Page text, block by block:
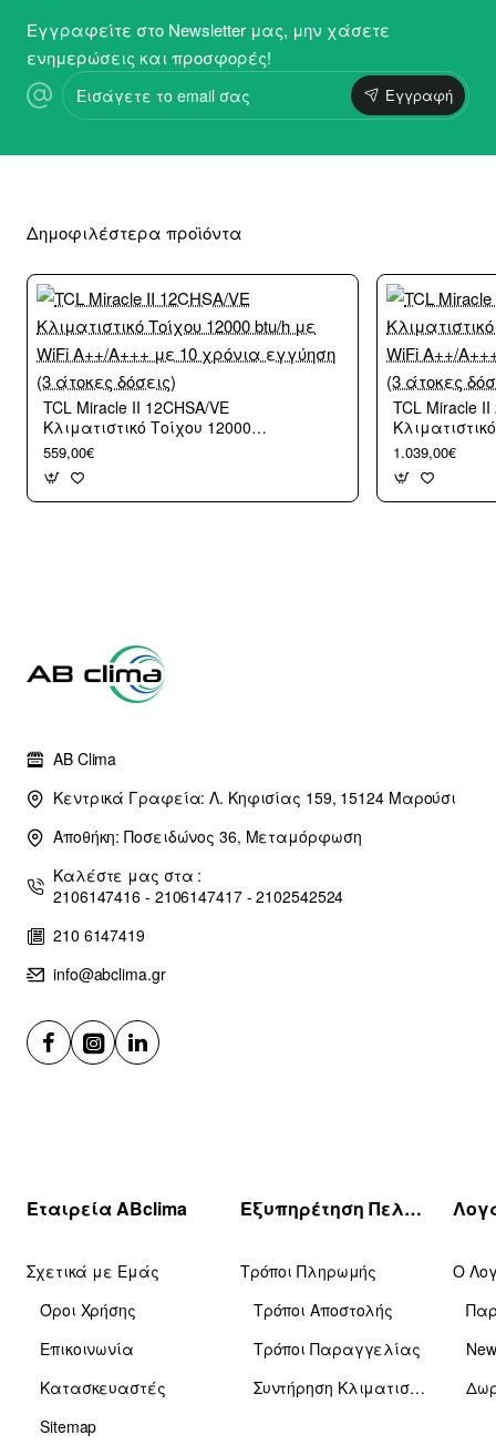
Εγγραφείτε στο Newsletter μας, μην χάσετε
ενημερώσεις και προσφορές!
Εισάγετε
το
email
Εγγραφή
Δημοφιλέστερα προϊόντα
TCL Miracle II 12CHSA/VE
Κλιματιστικό Τοίχου 12000
btu/h με WiFi A++/A+++ με 10
χρόνια εγγύηση (3 άτοκες
δόσεις)
559,00€
TCL Miracle II
btu/h με WiFi
χρόνια
δόσεις)
1.039,00€
AB Clima
Κεντρικά Γραφεία: Λ. Κηφισίας 159, 15124 Μαρούσι
Αποθήκη: Ποσειδώνος 36, Μεταμόρφωση
Καλέστε μας στα :
2106147416 - 2106147417 - 2102542524
210 6147419
info@abclima.gr
Εταιρεία ABclima
Σχετικά με Εμάς
Όροι Χρήσης
Επικοινωνία
Κατασκευαστές
Sitemap
Εξυπηρέτηση Πελατών
Τρόποι Πληρωμής
Τρόποι Αποστολής
Τρόποι Παραγγελίας
Συντήρηση Κλιματιστικών
Ο